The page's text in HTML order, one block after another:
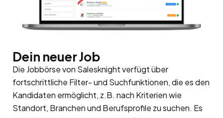
Dein neuer Job
Die Jobbörse von Salesknight verfügt über
fortschrittliche Filter- und Suchfunktionen, die es den
Kandidaten ermöglicht, z.B. nach Kriterien wie
Standort, Branchen und Berufsprofile zu suchen. Es